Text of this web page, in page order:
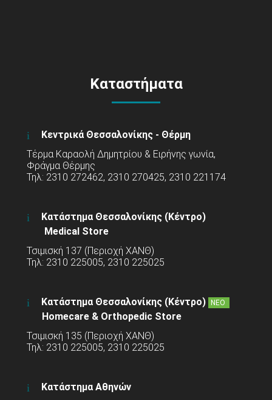
Καταστήματα
Κεντρικά Θεσσαλονίκης - Θέρμη
Τέρμα Καραολή Δημητρίου & Ειρήνης γωνία,
Φράγμα Θέρμης
Τηλ: 2310 272462, 2310 270425, 2310 221174
Κατάστημα Θεσσαλονίκης (Κέντρο)
Medical Store
Τσιμισκή 137 (Περιοχή ΧΑΝΘ)
Τηλ: 2310 225005, 2310 225025
Κατάστημα Θεσσαλονίκης (Κέντρο) ΝΕΟ
Homecare & Orthopedic Store
Τσιμισκή 135 (Περιοχή ΧΑΝΘ)
Τηλ: 2310 225005, 2310 225025
Κατάστημα Αθηνών